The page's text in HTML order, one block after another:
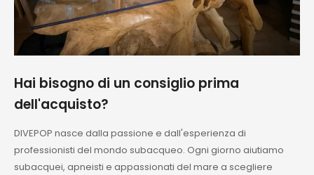
Hai bisogno di un consiglio prima
dell'acquisto?
DIVEPOP nasce dalla passione e dall'esperienza di
professionisti del mondo subacqueo. Ogni giorno aiutiamo
subacquei, apneisti e appassionati del mare a scegliere